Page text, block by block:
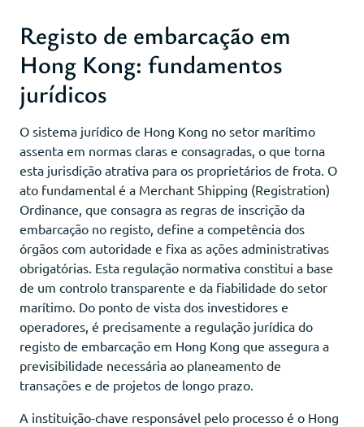
Registo de embarcação em
Hong Kong: fundamentos
jurídicos
O sistema jurídico de Hong Kong no setor marítimo
assenta em normas claras e consagradas, o que torna
esta jurisdição atrativa para os proprietários de frota. O
ato fundamental é a Merchant Shipping (Registration)
Ordinance, que consagra as regras de inscrição da
embarcação no registo, define a competência dos
órgãos com autoridade e fixa as ações administrativas
obrigatórias. Esta regulação normativa constitui a base
de um controlo transparente e da fiabilidade do setor
marítimo. Do ponto de vista dos investidores e
operadores, é precisamente a regulação jurídica do
registo de embarcação em Hong Kong que assegura a
previsibilidade necessária ao planeamento de
transações e de projetos de longo prazo.
A instituição-chave responsável pelo processo é o Hong